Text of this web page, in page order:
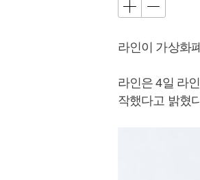
라인이 가상화
라인은 4일 라
작했다고 밝혔